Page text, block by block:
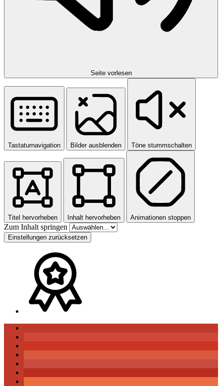
Seite vorlesen
Tastaturnavigation Bilder ausblenden Töne stummschalten
Titel hervorheben Inhalt hervorheben Animationen stoppen
Zum Inhalt springen
Einstellungen zurücksetzen